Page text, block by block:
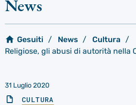
News
Gesuiti News
Cultura
Religiose, gli abusi di autorità nella
31 Luglio 2020
CULTURA